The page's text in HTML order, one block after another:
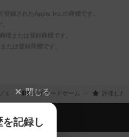
録されたApple Inc.の商標です。
標または登録商標です。
たは登録商標です。
エ マイボードゲーム 評価した
閉じる
記録し